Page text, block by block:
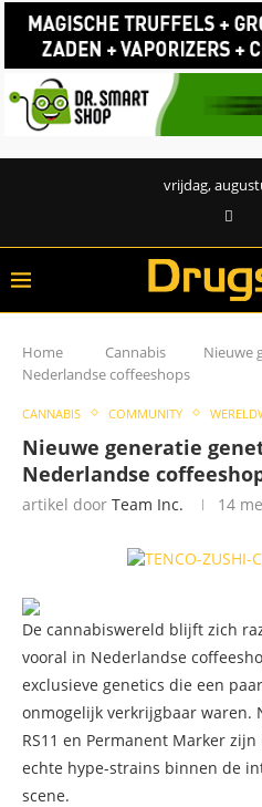
vrijdag,
Home Cannabis
Nieuwe
Nederlandse coffeeshops
CANNABIS COMMUNITY
Nieuwe generatie
Nederlandse
artikel door Team Inc. 14
De cannabiswereld blijft zich
vooral in Nederlandse
exclusieve genetics die een
onmogelijk verkrijgbaar waren.
RS11 en Permanent Marker
echte hype-strains binnen de
scene.